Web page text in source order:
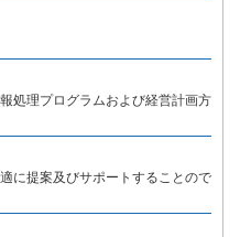
処理プログラムおよび経営計画方
に提案及びサポートすることので